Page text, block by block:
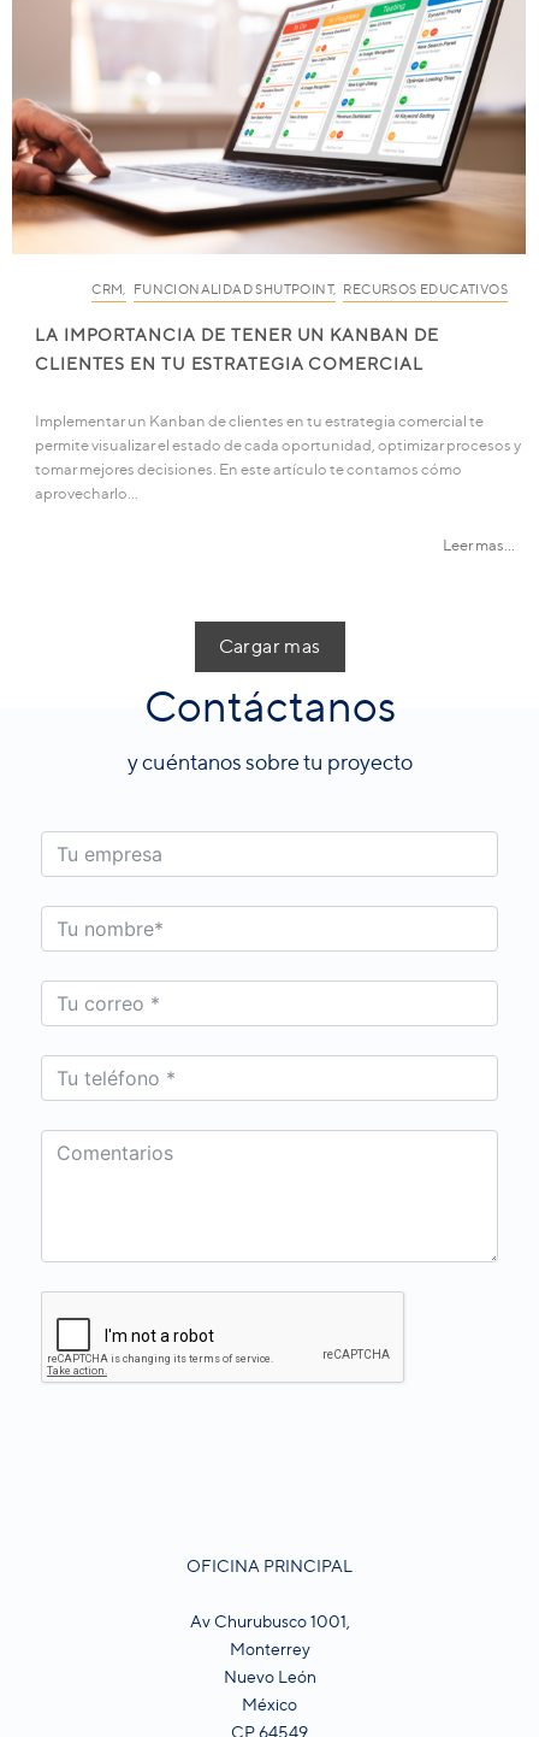
CRM FUNCIONALIDAD SHUTPOINT, RECURSOS EDUCATIVOS
LA IMPORTANCIA DE TENER UN KANBAN DE
CLIENTES EN TU ESTRATEGIA COMERCIAL
Implementar un Kanban de clientes en tu estrategia comercial te
permite visualizar el estado de cada oportunidad, optimizar procesos y
tomar mejores decisiones. En este artículo te contamos cómo
aprovecharlo…
Leer mas...
Cargar mas
Contáctanos
y cuéntanos sobre tu proyecto
OFICINA PRINCIPAL
Av Churubusco 1001,
Monterrey
Nuevo León
México
CP 64549